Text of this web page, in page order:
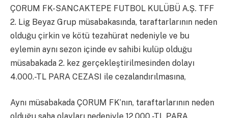
ÇORUM FK-SANCAKTEPE FUTBOL KULÜBÜ A.Ş. TFF
2. Lig Beyaz Grup müsabakasında, taraftarlarının neden
olduğu çirkin ve kötü tezahürat nedeniyle ve bu
eylemin aynı sezon içinde ev sahibi kulüp olduğu
müsabakada 2. kez gerçekleştirilmesinden dolayı
4.000.-TL PARA CEZASI ile cezalandırılmasına,
Aynı müsabakada ÇORUM FK’nın, taraftarlarının neden